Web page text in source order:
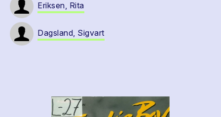
Eriksen, Rita
Dagsland, Sigvart